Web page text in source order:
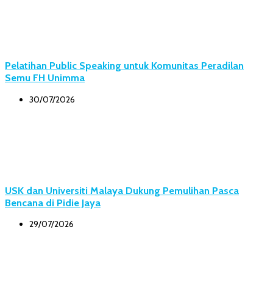
Pelatihan Public Speaking untuk Komunitas Peradilan
Semu FH Unimma
30/07/2026
USK dan Universiti Malaya Dukung Pemulihan Pasca
Bencana di Pidie Jaya
29/07/2026